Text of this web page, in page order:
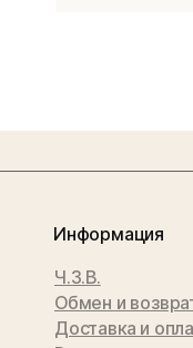
Доставка и
Обмен и
Ч.З.В.
Информация